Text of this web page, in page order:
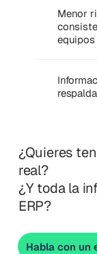
Menor
equipos
¿Quieres
real?
¿Y toda la
ERP?
Habla con un